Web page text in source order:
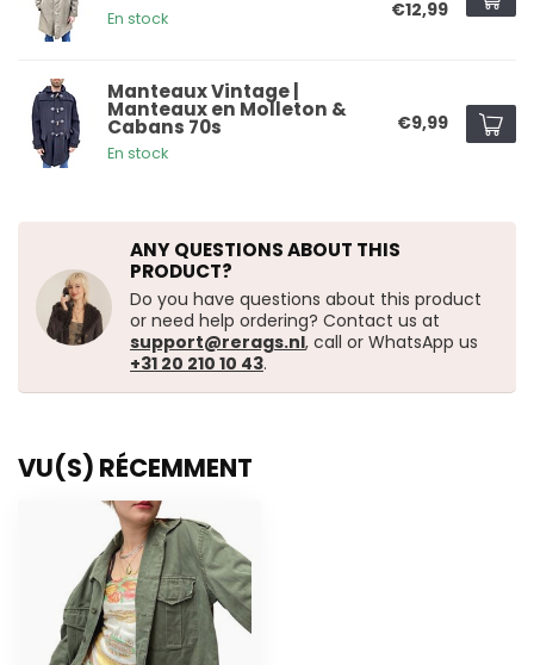
En stock €12,99
Manteaux Vintage |
Manteaux en Molleton &
Cabans 70s
En stock
€9,99
ANY QUESTIONS ABOUT THIS
PRODUCT?
Do you have questions about this product
or need help ordering? Contact us at
support@rerags.nl, call or WhatsApp us
+31 20 210 10 43.
VU(S) RÉCEMMENT